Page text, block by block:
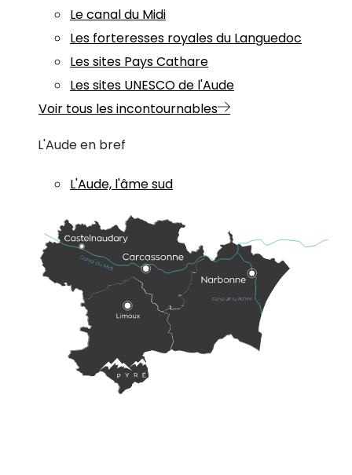
Le canal du Midi
Les forteresses royales du Languedoc
Les sites Pays Cathare
Les sites UNESCO de l'Aude
Voir tous les incontournables
L'Aude en bref
L'Aude, l'âme sud